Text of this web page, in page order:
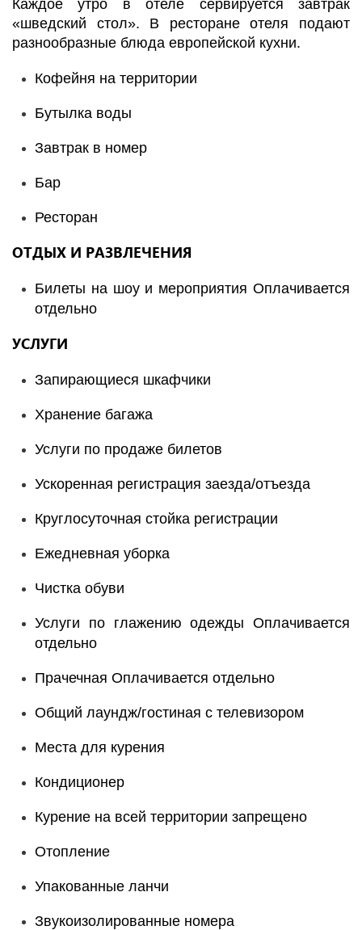
Каждое утро в отеле сервируется завтрак
«шведский стол». В ресторане отеля подают
разнообразные блюда европейской кухни.
Кофейня на территории
Бутылка воды
Завтрак в номер
Бар
Ресторан
ОТДЫХ И РАЗВЛЕЧЕНИЯ
Билеты на шоу и мероприятия Оплачивается
отдельно
УСЛУГИ
Запирающиеся шкафчики
Хранение багажа
Услуги по продаже билетов
Ускоренная регистрация заезда/отъезда
Круглосуточная стойка регистрации
Ежедневная уборка
Чистка обуви
Услуги по глажению одежды Оплачивается
отдельно
Прачечная Оплачивается отдельно
Общий лаундж/гостиная с телевизором
Места для курения
Кондиционер
Курение на всей территории запрещено
Отопление
Упакованные ланчи
Звукоизолированные номера